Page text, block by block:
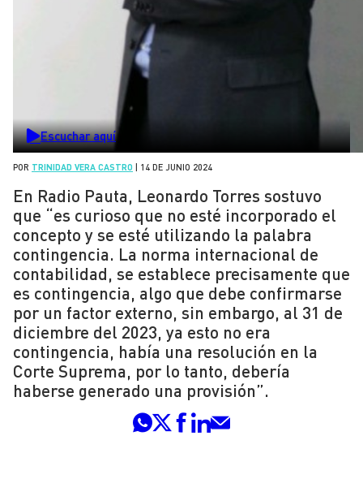
Escuchar aquí
POR TRINIDAD VERA CASTRO 14 DE JUNIO 2024
En Radio Pauta, Leonardo Torres sostuvo
que “es curioso que no esté incorporado el
concepto y se esté utilizando la palabra
contingencia. La norma internacional de
contabilidad, se establece precisamente que
es contingencia, algo que debe confirmarse
por un factor externo, sin embargo, al 31 de
diciembre del 2023, ya esto no era
contingencia, había una resolución en la
Corte Suprema, por lo tanto, debería
haberse generado una provisión”.